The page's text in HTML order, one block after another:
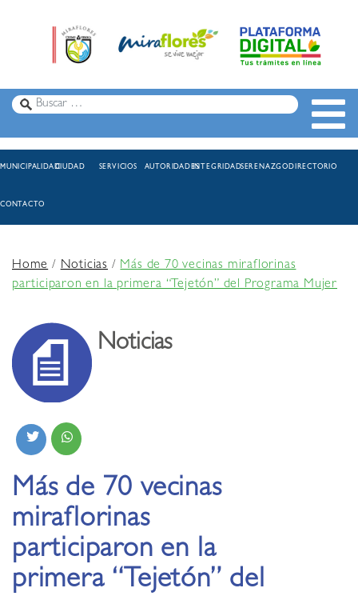
MUNICIPALIDADCIUDAD SERVICIOS AUTORIDADESINTEGRIDADSERENAZGODIRECTORIO
CONTACTO
Home/Noticias /Más de 70 vecinas miraflorinas
participaron en la primera “Tejetón” del Programa Mujer
Noticias
Más de 70 vecinas
miraflorinas
participaron en la
primera “Tejetón” del